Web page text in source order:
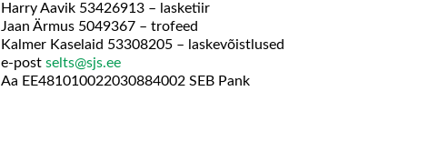
Harry Aavik 53426913 – lasketiir
Jaan Ärmus 5049367 – trofeed
Kalmer Kaselaid 53308205 – laskevõistlused
e-post selts@sjs.ee
Aa EE481010022030884002 SEB Pank